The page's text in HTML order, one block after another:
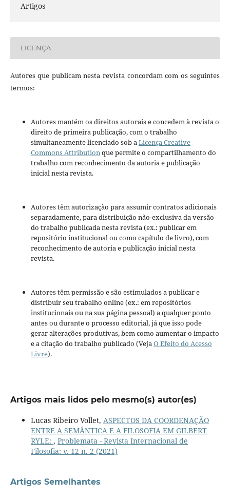
Artigos
LICENÇA
Autores que publicam nesta revista concordam com os seguintes
termos:
Autores mantém os direitos autorais e concedem à revista o
direito de primeira publicação, com o trabalho
simultaneamente licenciado sob aLicença Creative
Commons Attributionque permite o compartilhamento do
trabalho com reconhecimento da autoria e publicação
inicial nesta revista.
Autores têm autorização para assumir contratos adicionais
separadamente, para distribuição não-exclusiva da versão
do trabalho publicada nesta revista (ex.: publicar em
repositório institucional ou como capítulo de livro), com
reconhecimento de autoria e publicação inicial nesta
revista.
Autores têm permissão e são estimulados a publicar e
distribuir seu trabalho online (ex.: em repositórios
institucionais ou na sua página pessoal) a qualquer ponto
antes ou durante o processo editorial, já que isso pode
gerar alterações produtivas, bem como aumentar o impacto
e a citação do trabalho publicado (VejaO Efeito do Acesso
Livre).
Artigos mais lidos pelo mesmo(s) autor(es)
Lucas Ribeiro Vollet, ASPECTOS DA COORDENAÇÃO
ENTRE A SEMÂNTICA E A FILOSOFIA EM GILBERT
RYLE: , Problemata - Revista Internacional de
Filosofia: v. 12 n. 2 (2021)
Artigos Semelhantes